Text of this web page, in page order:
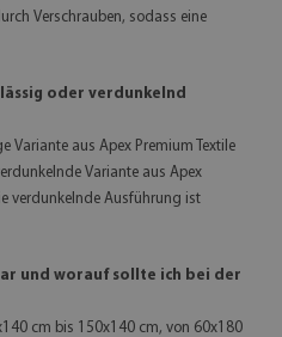
Verschrauben, sodass eine
oder verdunkelnd
Variante aus Apex Premium Textile
Variante aus Apex
verdunkelnde Ausführung ist
und worauf sollte ich bei der
cm bis 150x140 cm, von 60x180